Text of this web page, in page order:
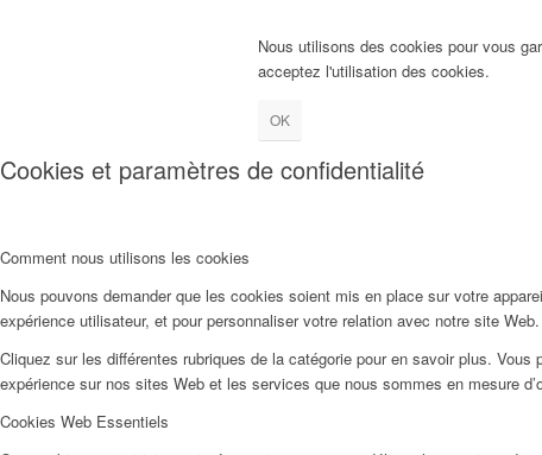
Nous utilisons des cookies pour vous
acceptez l'utilisation des cookies.
OK
Cookies et paramètres de confidentialité
Comment nous utilisons les cookies
Nous pouvons demander que les cookies soient mis en place sur votre
expérience utilisateur, et pour personnaliser votre relation avec notre site Web.
Cliquez sur les différentes rubriques de la catégorie pour en savoir plus.
expérience sur nos sites Web et les services que nous sommes en mesure
Cookies Web Essentiels